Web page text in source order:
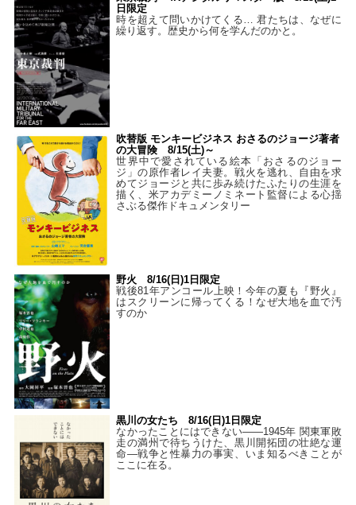
日限定
時を超えて問いかけてくる… 君たちは、なぜに
繰り返す。歴史から何を学んだのかと。
吹替版 モンキービジネス おさるのジョージ著者
の大冒険 8/15(土)～
世界中で愛されている絵本「おさるのジョー
ジ」の原作者レイ夫妻。戦火を逃れ、自由を求
めてジョージと共に歩み続けたふたりの生涯を
描く、米アカデミーノミネート監督による心揺
さぶる傑作ドキュメンタリー
野火 8/16(日)1日限定
戦後81年アンコール上映！今年の夏も『野火』
はスクリーンに帰ってくる！なぜ大地を血で汚
すのか
黒川の女たち 8/16(日)1日限定
なかったことにはできない——1945年 関東軍敗
走の満州で待ちうけた、黒川開拓団の壮絶な運
命―戦争と性暴力の事実、いま知るべきことが
ここに在る。